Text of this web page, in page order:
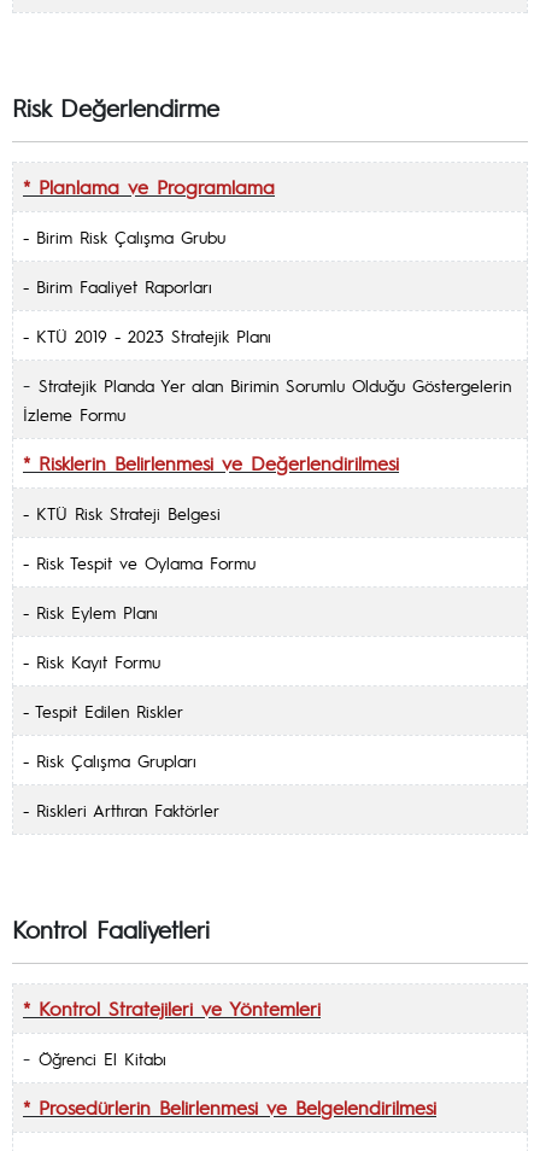
Risk Değerlendirme
* Planlama ve Programlama
- Birim Risk Çalışma Grubu
- Birim Faaliyet Raporları
- KTÜ 2019 - 2023 Stratejik Planı
- Stratejik Planda Yer alan Birimin Sorumlu Olduğu Göstergelerin
İzleme Formu
* Risklerin Belirlenmesi ve Değerlendirilmesi
- KTÜ Risk Strateji Belgesi
- Risk Tespit ve Oylama Formu
- Risk Eylem Planı
- Risk Kayıt Formu
- Tespit Edilen Riskler
- Risk Çalışma Grupları
- Riskleri Arttıran Faktörler
Kontrol Faaliyetleri
* Kontrol Stratejileri ve Yöntemleri
- Öğrenci El Kitabı
* Prosedürlerin Belirlenmesi ve Belgelendirilmesi